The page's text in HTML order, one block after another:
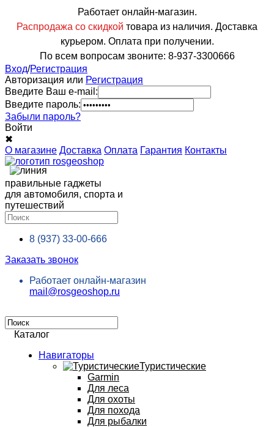
Работает онлайн-магазин.
Распродажа со скидкой товара из наличия. Доставка
курьером. Оплата при получении.
По всем вопросам звоните: 8-937-3300666
Вход/Регистрация
Авторизация или Регистрация
Введите Ваш e-mail:
Введите пароль:
Забыли пароль?
Войти
✖
О магазине Доставка Оплата Гарантия Контакты
правильные гаджеты
для автомобиля, спорта и
путешествий
8 (937) 33-00-666
Заказать звонок
Работает онлайн-магазин
mail@rosgeoshop.ru
Каталог
Навигаторы
Туристические
Garmin
Для леса
Для охоты
Для похода
Для рыбалки